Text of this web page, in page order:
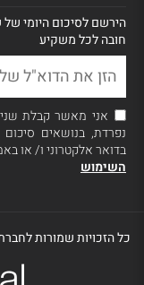
הירשם לסיכום היומי של
חובה לכל משקיע
אני מאשר קבלת
נפרדת, בנושאים סיכום
בדואר אלקטרוני ו/ או
השימוש
כל הזכויות שמורות